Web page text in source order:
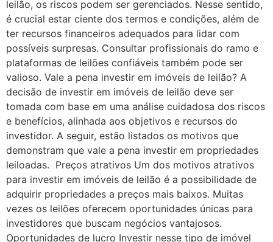
leilão, os riscos podem ser gerenciados. Nesse sentido,
é crucial estar ciente dos termos e condições, além de
ter recursos financeiros adequados para lidar com
possíveis surpresas. Consultar profissionais do ramo e
plataformas de leilões confiáveis também pode ser
valioso. Vale a pena investir em imóveis de leilão? A
decisão de investir em imóveis de leilão deve ser
tomada com base em uma análise cuidadosa dos riscos
e benefícios, alinhada aos objetivos e recursos do
investidor. A seguir, estão listados os motivos que
demonstram que vale a pena investir em propriedades
leiloadas. Preços atrativos Um dos motivos atrativos
para investir em imóveis de leilão é a possibilidade de
adquirir propriedades a preços mais baixos. Muitas
vezes os leilões oferecem oportunidades únicas para
investidores que buscam negócios vantajosos.
Oportunidades de lucro Investir nesse tipo de imóvel